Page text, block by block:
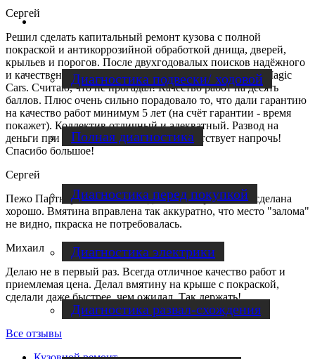
Диагностика подвески/ ходовой
Полная диагностика
Диагностика перед покупкой
Диагностика электрики
Диагностика развал-схождения
Сергей
Решил сделать капитальный ремонт кузова с полной
покраской и антикоррозийной обработкой днища, дверей,
крыльев и порогов. После двухгодовалых поисков надёжного
и качественного сервиса, однозначный выбор был за Magic
Cars. Считаю, что не прогадал! Качество работ на десять
баллов. Плюс очень сильно порадовало то, что дали гарантию
на качество работ минимум 5 лет (на счёт гарантии - время
покажет). Коллектив отличный и адекватный. Развод на
деньги при низком качестве работ - отсутствует напрочь!
Спасибо большое!
Сергей
Пежо Партнер, вмятина на заднем бампере. Работа сделана
хорошо. Вмятина вправлена так аккуратно, что место "залома"
не видно, пкраска не потребовалась.
Михаил
Делаю не в первый раз. Всегда отличное качество работ и
приемлемая цена. Делал вмятину на крыше с покраской,
сделали даже быстрее, чем ожидал. Так держать!
Все отзывы